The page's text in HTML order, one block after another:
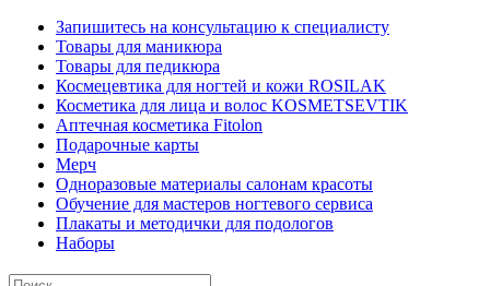
Запишитесь на консультацию к специалисту
Товары для маникюра
Товары для педикюра
Космецевтика для ногтей и кожи ROSILAK
Косметика для лица и волос KOSMETSEVTIK
Аптечная косметика Fitolon
Подарочные карты
Мерч
Одноразовые материалы салонам красоты
Обучение для мастеров ногтевого сервиса
Плакаты и методички для подологов
Наборы